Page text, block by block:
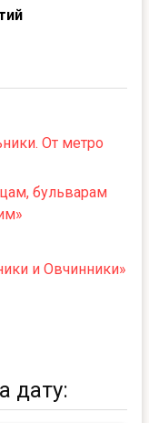
От метро
бульварам
и Овчинники»
дату: